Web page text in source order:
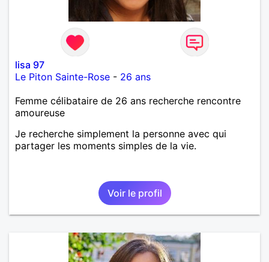
lisa 97
Le Piton Sainte-Rose - 26 ans
Femme célibataire de 26 ans recherche rencontre
amoureuse
Je recherche simplement la personne avec qui
partager les moments simples de la vie.
Voir le profil